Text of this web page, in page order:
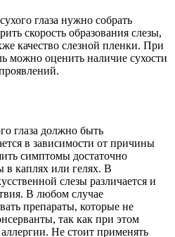
глаза нужно собрать
скорость образования слезы,
качество слезной пленки. При
можно оценить наличие сухости
глаза должно быть
в зависимости от причины
симптомы достаточно
в каплях или гелях. В
слезы различается и
В любом случае
препараты, которые не
так как при этом
Не стоит применять